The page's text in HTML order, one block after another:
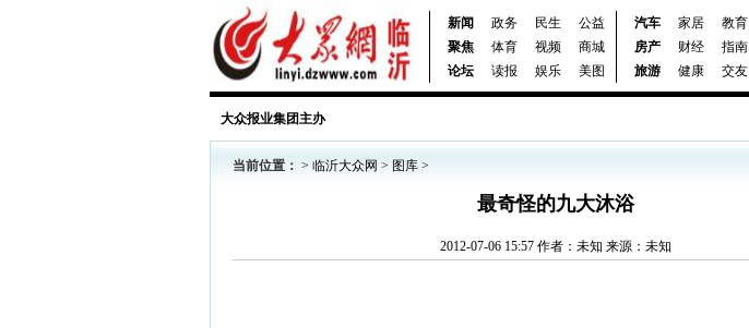
新闻 政务 民生
公益
聚焦
体育 视频
商城
论坛
读报 娱乐 美图
汽车 家居 教育
房产
财经 指南
旅游
健康 交友
大众报业集团主办
当前位置： > 临沂大众网 > 图库 >
最奇怪的九大沐浴
2012-07-06 15:57 作者：未知 来源：未知